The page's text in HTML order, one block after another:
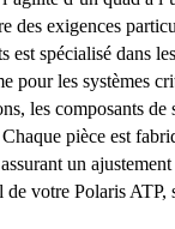
des exigences
est spécialisé dans
pour les systèmes
les composants de
pièce est
un
votre Polaris ATP,